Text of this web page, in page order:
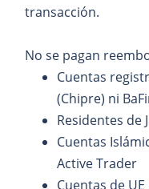
transacción.
No se pagan
Cuentas
(Chipre) ni
Residentes de
Cuentas
Active Trader
Cuentas de UE